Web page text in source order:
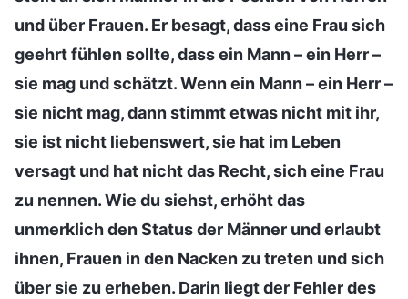
und über Frauen. Er besagt, dass eine Frau sich
geehrt fühlen sollte, dass ein Mann – ein Herr –
sie mag und schätzt. Wenn ein Mann – ein Herr –
sie nicht mag, dann stimmt etwas nicht mit ihr,
sie ist nicht liebenswert, sie hat im Leben
versagt und hat nicht das Recht, sich eine Frau
zu nennen. Wie du siehst, erhöht das
unmerklich den Status der Männer und erlaubt
ihnen, Frauen in den Nacken zu treten und sich
über sie zu erheben. Darin liegt der Fehler des